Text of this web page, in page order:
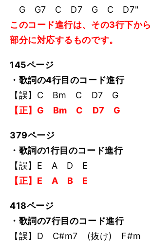
G G7 C D7 G C D7"
このコード進行は、その3行下か
部分に対応するものです。
145ページ
・歌詞の4行目のコード進行
【誤】C Bm C D7 G
【正】G Bm C D7 G
379ページ
・歌詞の1行目のコード進行
【誤】E A D E
【正】E A B E
418ページ
・歌詞の7行目のコード進行
【誤】D C#m7 (抜け) F#m